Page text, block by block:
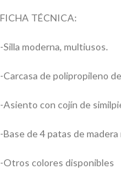
FICHA TÉCNICA:
-Silla moderna, multiusos.
-Carcasa de polipropileno
-Asiento con cojín de
-Base de 4 patas de
-Otros colores disponibles